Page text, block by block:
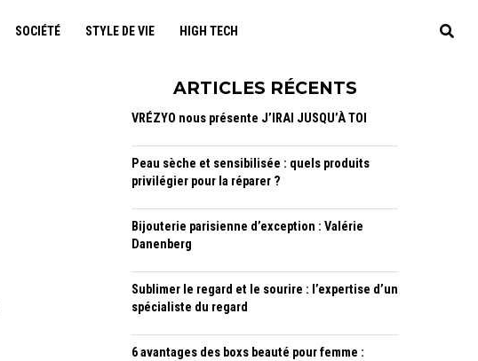
SOCIÉTÉ STYLE DE VIE HIGH TECH
ARTICLES RÉCENTS
VRÉZYO nous présente J’IRAI JUSQU’À TOI
Peau sèche et sensibilisée : quels produits
privilégier pour la réparer ?
Bijouterie parisienne d’exception : Valérie
Danenberg
Sublimer le regard et le sourire : l’expertise d’un
spécialiste du regard
6 avantages des boxs beauté pour femme :